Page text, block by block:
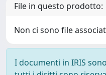
File in questo prodotto:
Non ci sono file
I documenti in IRIS